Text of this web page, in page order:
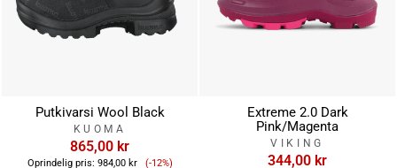
Putkivarsi Wool Black
KUOMA
865,00 kr
Oprindelig pris: 984,00 kr Tilbudspris
(-12%)
Extreme 2.0 Dark
Pink/Magenta
VIKING
344,00 kr